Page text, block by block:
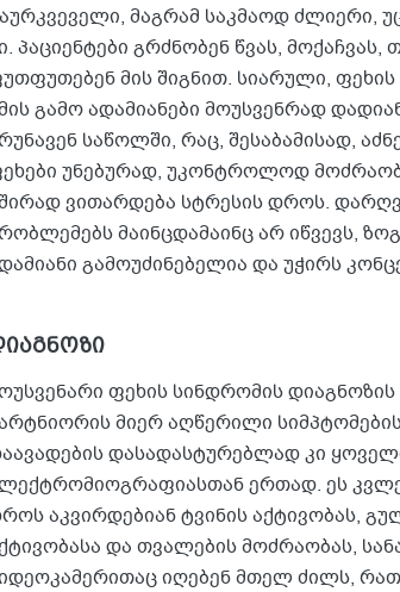
მაგრამ საკმაოდ ძლიერი,
პაციენტები გრძნობენ წვას,
მის შიგნით. სიარული, ფეხის
გამო ადამიანები მოუსვენრად
საწოლში, რაც, შესაბამისად,
უნებურად, უკონტროლოდ
ვითარდება სტრესის დროს.
მაინცდამაინც არ იწვევს,
გამოუძინებელია და უჭირს
ფეხის სინდრომის დიაგნოზის
მიერ აღწერილი
დასადასტურებლად კი
ერთად. ეს
აკვირდებიან ტვინის აქტივობას,
და თვალების მოძრაობას,
იღებენ მთელ ძილს,